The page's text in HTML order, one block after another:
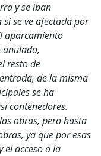
y se iban
se ve afectada por
aparcamiento
anulado,
resto de
de la misma
se ha
contenedores.
obras, pero hasta
ya que por esas
el acceso a la